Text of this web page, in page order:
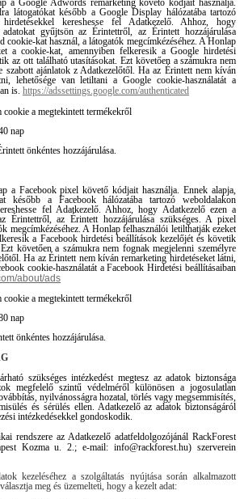
a Google Adwords remarketing követő kódjait használja.
látogatókat később a Google Display hálózatába tartozó
hirdetésekkel kereshesse fel Adatkezelő. Ahhoz, hogy
gyűjtsön az Érintettről, az Érintett hozzájárulása
cookie-kat használ, a látogatók megcímkézéséhez. A Honlap
a cookie-kat, amennyiben felkeresik a Google hirdetési
az ott található utasításokat. Ezt követően a számukra nem
szabott ajánlatok z Adatkezelőtől. Ha az Érintett nem kíván
lehetősége van letiltani a Google cookie-használatát a
is. https://adssettings.google.com/authenticated
cookie a megtekintett termékekről
nap
önkéntes hozzájárulása.
a Facebook pixel követő kódjait használja. Ennek alapja,
később a Facebook hálózatába tartozó weboldalakon
fel Adatkezelő. Ahhoz, hogy Adatkezelő ezen a
Érintettről, az Érintett hozzájárulása szükséges. A pixel
megcímkézéséhez. A Honlap felhasználói letilthatják ezeket
a Facebook hirdetési beállítások kezelőjét és követik
követően a számukra nem fognak megjelenni személyre
Ha az Érintett nem kíván remarketing hirdetéseket látni,
cookie-használatát a Facebook Hirdetési beállításaiban
about/ads
cookie a megtekintett termékekről
nap
önkéntes hozzájárulása.
szükséges intézkedést megtesz az adatok biztonsága
megfelelő szintű védelméről különösen a jogosulatlan
nyilvánosságra hozatal, törlés vagy megsemmisítés,
és sérülés ellen. Adatkezelő az adatok biztonságáról
intézkedésekkel gondoskodik.
rendszere az Adatkezelő adatfeldolgozójánál RackForest
Kozma u. 2.; e-mail: info@rackforest.hu) szerverein
kezeléséhez a szolgáltatás nyújtása során alkalmazott
meg és üzemelteti, hogy a kezelt adat: